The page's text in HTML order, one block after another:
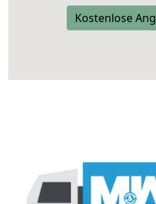
Kostenlose